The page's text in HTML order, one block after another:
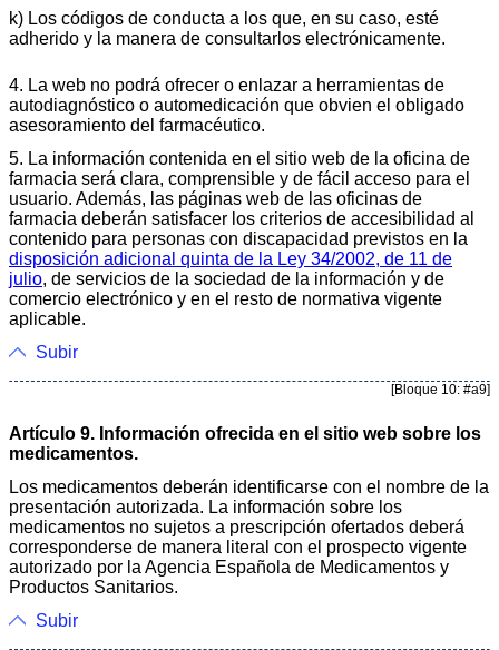
k) Los códigos de conducta a los que, en su caso, esté
adherido y la manera de consultarlos electrónicamente.
4. La web no podrá ofrecer o enlazar a herramientas de
autodiagnóstico o automedicación que obvien el obligado
asesoramiento del farmacéutico.
5. La información contenida en el sitio web de la oficina de
farmacia será clara, comprensible y de fácil acceso para el
usuario. Además, las páginas web de las oficinas de
farmacia deberán satisfacer los criterios de accesibilidad al
contenido para personas con discapacidad previstos en la
disposición adicional quinta de la Ley 34/2002, de 11 de
julio, de servicios de la sociedad de la información y de
comercio electrónico y en el resto de normativa vigente
aplicable.
Subir
[Bloque 10: #a9]
Artículo 9. Información ofrecida en el sitio web sobre los
medicamentos.
Los medicamentos deberán identificarse con el nombre de la
presentación autorizada. La información sobre los
medicamentos no sujetos a prescripción ofertados deberá
corresponderse de manera literal con el prospecto vigente
autorizado por la Agencia Española de Medicamentos y
Productos Sanitarios.
Subir